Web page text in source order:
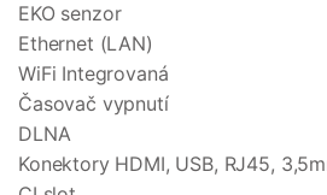
EKO senzor
Ethernet (LAN)
WiFi Integrovaná
Časovač vypnutí
DLNA
Konektory HDMI, USB, RJ45,